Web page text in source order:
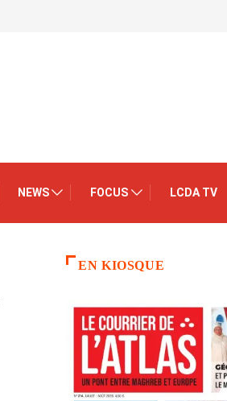
NEWS FOCUS LCDA TV
EN KIOSQUE